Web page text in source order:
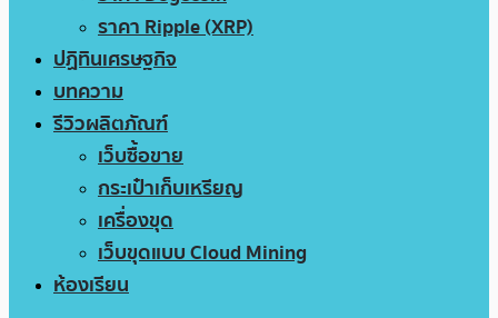
ราคา Ripple (XRP)
ปฏิทินเศรษฐกิจ
บทความ
รีวิวผลิตภัณฑ์
เว็บซื้อขาย
กระเป๋าเก็บเหรียญ
เครื่องขุด
เว็บขุดแบบ Cloud Mining
ห้องเรียน